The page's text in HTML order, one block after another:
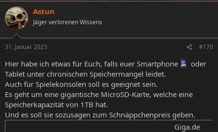
Astun
Jäger verlorenen Wissens
31. Januar 2023 #170
Hier habe ich etwas für Euch, falls euer Smartphone
oder
Tablet unter chronischen Speichermangel leidet.
Auch für Spielekonsolen soll es geeignet sein.
Es geht um eine gigantische MicroSD-Karte, welche eine
Speicherkapazität von 1TB hat.
Und es soll sie sozusagen zum Schnäppchenpreis geben.
Giga.de​